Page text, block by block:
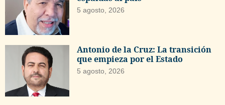
5 agosto, 2026
Antonio de la Cruz: La transición
que empieza por el Estado
5 agosto, 2026